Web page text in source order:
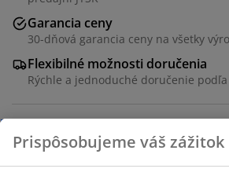
Garancia ceny
30-dňová garancia ceny na všetky
Flexibilné možnosti doručenia
Rýchle a jednoduché doručenie
Plast (30 % recyklovaný). 3 litre. W19
Prispôsobujeme váš zážitok